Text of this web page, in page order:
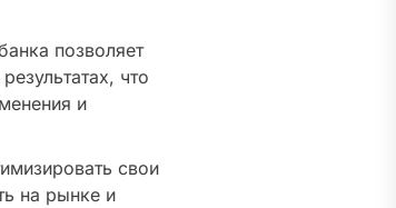
позволяет
что
и
свои
на рынке и